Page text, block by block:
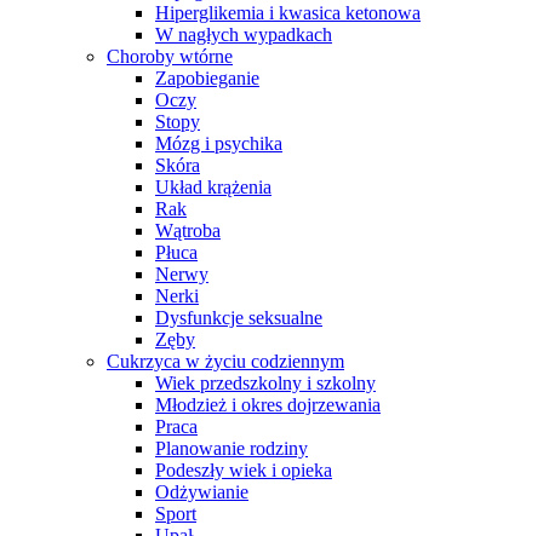
Hiperglikemia i kwasica ketonowa
W nagłych wypadkach
Choroby wtórne
Zapobieganie
Oczy
Stopy
Mózg i psychika
Skóra
Układ krążenia
Rak
Wątroba
Płuca
Nerwy
Nerki
Dysfunkcje seksualne
Zęby
Cukrzyca w życiu codziennym
Wiek przedszkolny i szkolny
Młodzież i okres dojrzewania
Praca
Planowanie rodziny
Podeszły wiek i opieka
Odżywianie
Sport